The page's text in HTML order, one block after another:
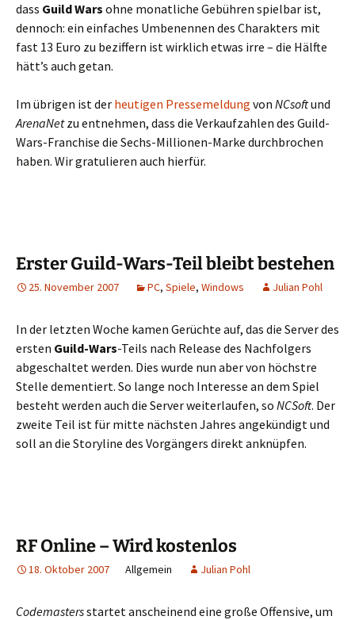
dass Guild Wars ohne monatliche Gebühren spielbar ist,
dennoch: ein einfaches Umbenennen des Charakters mit
fast 13 Euro zu beziffern ist wirklich etwas irre – die Hälfte
hätt’s auch getan.
Im übrigen ist der heutigen Pressemeldung von NCsoftund
ArenaNetzu entnehmen, dass die Verkaufzahlen des Guild-
Wars-Franchise die Sechs-Millionen-Marke durchbrochen
haben. Wir gratulieren auch hierfür.
Erster Guild-Wars-Teil bleibt bestehen
25. November 2007 PC, Spiele, Windows Julian Pohl
In der letzten Woche kamen Gerüchte auf, das die Server des
ersten Guild-Wars-Teils nach Release des Nachfolgers
abgeschaltet werden. Dies wurde nun aber von höchstre
Stelle dementiert. So lange noch Interesse an dem Spiel
besteht werden auch die Server weiterlaufen, so NCSoft. Der
zweite Teil ist für mitte nächsten Jahres angekündigt und
soll an die Storyline des Vorgängers direkt anknüpfen.
RF Online – Wird kostenlos
18. Oktober 2007 Allgemein Julian Pohl
Codemastersstartet anscheinend eine große Offensive, um